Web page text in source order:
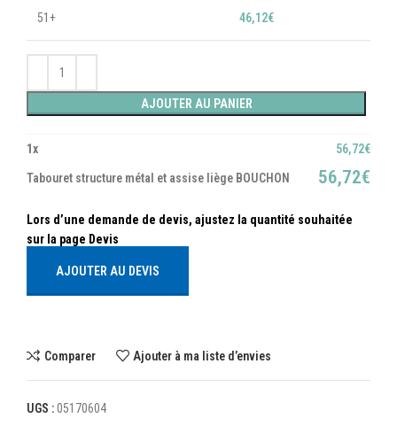
51+ 46,12€
AJOUTER AU PANIER
1x 56,72€
Tabouret structure métal et assise liège BOUCHON 56,72€
AJOUTER AU DEVIS
Comparer Ajouter à ma liste d’envies
UGS :05170604